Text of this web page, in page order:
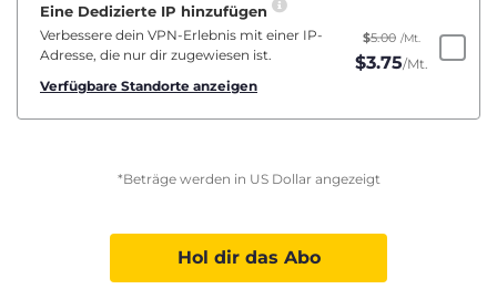
Eine Dedizierte IP hinzufügen
Verbessere dein VPN-Erlebnis mit einer IP-
Adresse, die nur dir zugewiesen ist.
Verfügbare Standorte anzeigen
$5.00 /Mt.
$3.75/Mt.
*Beträge werden in US Dollar angezeigt
Hol dir das Abo